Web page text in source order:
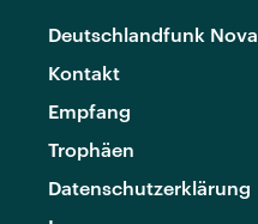
Deutschlandfunk Nova
Kontakt
Empfang
Trophäen
Datenschutzerklärung